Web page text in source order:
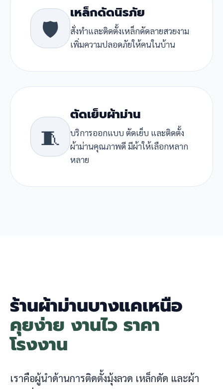
🛡️
เหล็กดัดนิรภัย
สั่งทำและติดตั้งเหล็กดัดลายสวยงาม
เพิ่มความปลอดภัยให้คนในบ้าน
🧵
ตัดเย็บผ้าม่าน
บริการออกแบบ ตัดเย็บ และติดตั้ง
ผ้าม่านคุณภาพดี มีผ้าให้เลือกหลาก
หลาย
ร้านผ้าม่านบางแคเหนือ
คุยง่าย งานไว ราคา
โรงงาน
เราคือผู้นำด้านการติดตั้งมุ้งลวด เหล็กดัด และผ้า